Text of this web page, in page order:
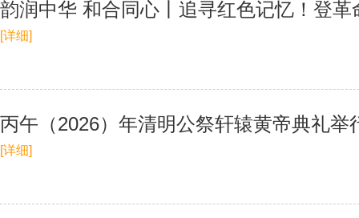
韵润中华 和合同心丨追寻红色记忆！登革
[详细]
丙午（2026）年清明公祭轩辕黄帝典礼举
[详细]